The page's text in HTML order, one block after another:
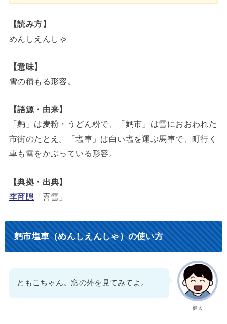
【読み方】
めんしえんしゃ
【意味】
雪の積もる形容。
【語源・由来】
「麪」は麦粉・うどん粉で、「麪市」は雪におおわれた
市街のたとえ。「塩車」は白い塩を運ぶ馬車で、町行く
車も雪をかぶっている形容。
【典拠・出典】
李商隠 「喜雪」
麪市塩車（めんしえんしゃ）の使い方
健太
ともこちゃん。窓の外を見てみてよ。